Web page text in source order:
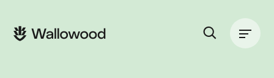
contenu
navigation
principale
principale